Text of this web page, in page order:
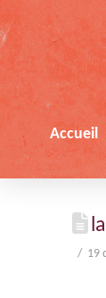
Accueil
19